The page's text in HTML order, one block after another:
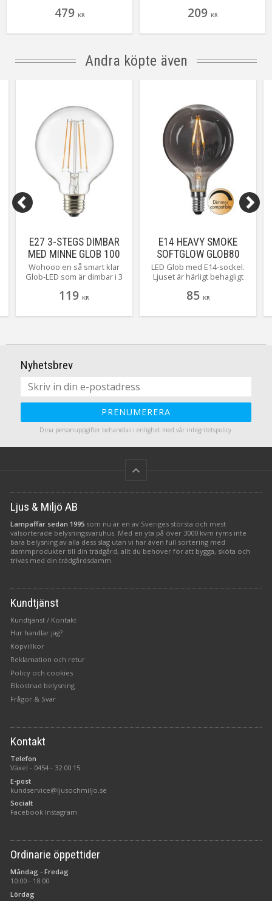
ligger så rätt i tiden, kombinera
effekt.
479 KR
cm hög. En strålande basfot
hemmets alla rum. Kombinera
209 KR
Andra köpte även
E27 3-STEGS DIMBAR
MED MINNE GLOB 100
KLAR 7/3,5/0,4W
Wohooo en så smart klar
Glob-LED som är dimbar i 3
kommer ihåg ljusstyrkan när
enkelt ljusstyrka genom att
119 KR
E14 HEAVY SMOKE
SOFTGLOW GLOB80
1.4W 2100K 55LM LED-
LAMPA
LED Glob med E14-sockel.
Ljuset är härligt behagligt
Passar med fördel som
armaturer och ljusstakar!
85 KR
Nyhetsbrev
PRENUMERERA
Dina personuppgifter behandlas i enlighet med vår integritetspolicy.
keyboard_arrow_up
Ljus & Miljö AB
Lampaffär sedan 1995 som nu är en av Sveriges största och mest
välsorterade belysningsvaruhus. Med en yta på över 3000 kvm ryms inte
bara belysning av alla dess slag utan vi har även full sortering med
dammprodukter till din trädgård, allt du behöver för att bygga, sköta och
trivas med din trädgårdsdamm.
Kundtjänst
Kundtjänst / Kontakt
Hur handlar jag?
Köpvillkor
Reklamation och retur
Policy och cookies
Elkostnad belysning
Frågor & Svar
Kontakt
Telefon
Växel - 0454 - 32 00 15
E-post
kundservice@ljusochmiljo.se
Socialt
Facebook Instagram
Ordinarie öppettider
Måndag - Fredag
10:00 - 18:00
Lördag